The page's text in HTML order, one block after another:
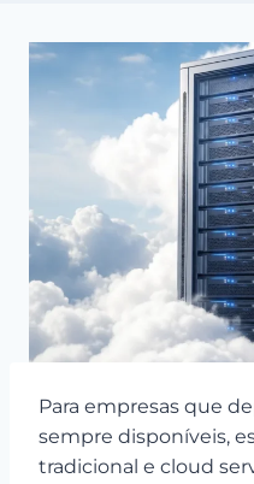
Para empresas que
sempre disponíveis,
tradicional e cloud